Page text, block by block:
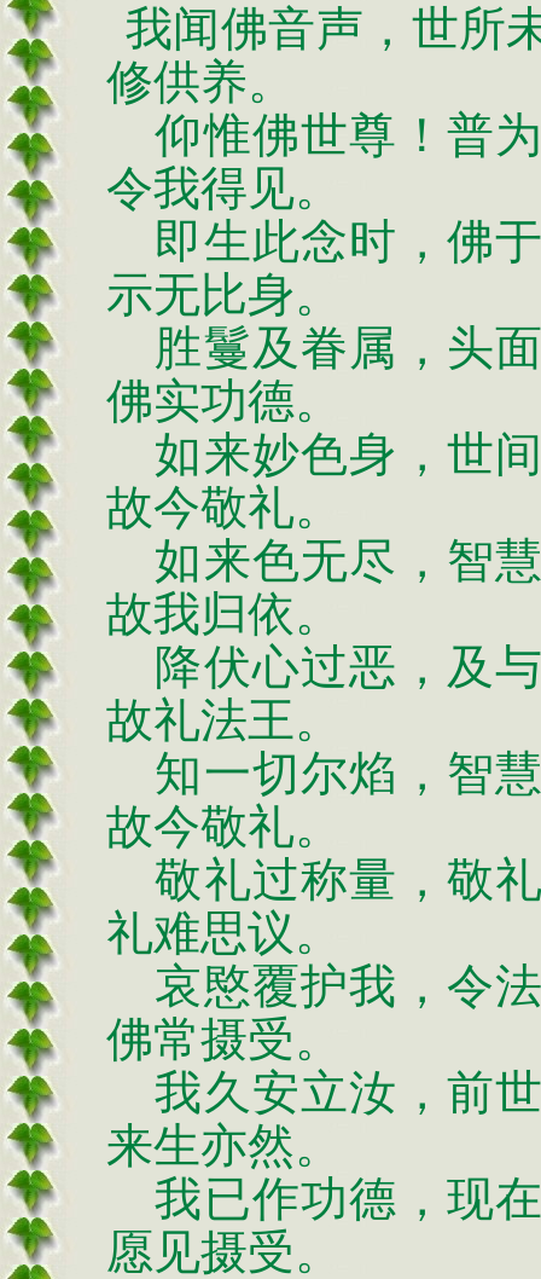
我闻佛音声，世所
修供养。
仰惟佛世尊！普
令我得见。
即生此念时，佛
示无比身。
胜鬘及眷属，头
佛实功德。
如来妙色身，世
故今敬礼。
如来色无尽，智
故我归依。
降伏心过恶，及
故礼法王。
知一切尔焰，智
故今敬礼。
敬礼过称量，敬
礼难思议。
哀愍覆护我，令
佛常摄受。
我久安立汝，前
来生亦然。
我已作功德，现
愿见摄受。